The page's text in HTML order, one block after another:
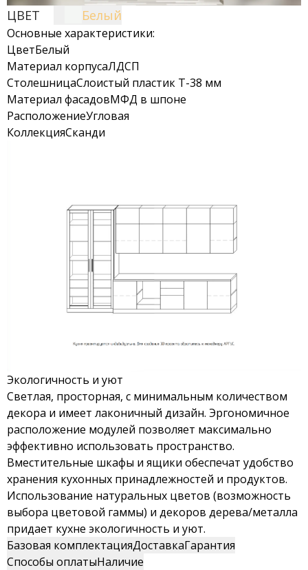
ЦВЕТ Белый
Основные характеристики:
ЦветБелый
Материал корпусаЛДСП
СтолешницаСлоистый пластик Т-38 мм
Материал фасадовМФД в шпоне
РасположениеУгловая
КоллекцияСканди
Экологичность и уют
Светлая, просторная, с минимальным количеством
декора и имеет лаконичный дизайн. Эргономичное
расположение модулей позволяет максимально
эффективно использовать пространство.
Вместительные шкафы и ящики обеспечат удобство
хранения кухонных принадлежностей и продуктов.
Использование натуральных цветов (возможность
выбора цветовой гаммы) и декоров дерева/металла
придает кухне экологичность и уют.
Базовая комплектацияДоставкаГарантия
Способы оплатыНаличие